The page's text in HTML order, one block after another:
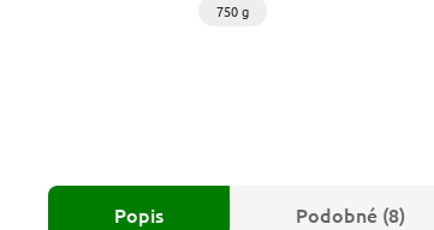
750 g
Popis Podobné (8)